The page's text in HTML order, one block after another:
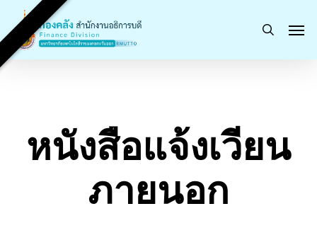
main
content
search
หนังสือแจ้งเวียน
ภายนอก